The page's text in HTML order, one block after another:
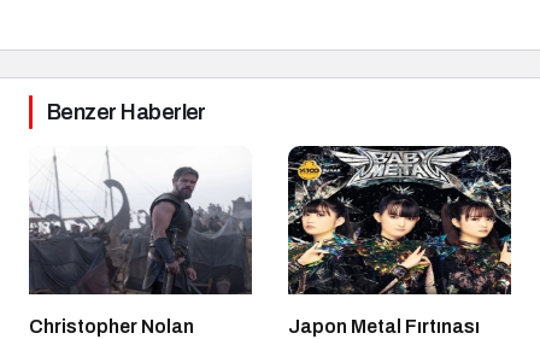
Benzer Haberler
Christopher Nolan
Japon Metal Fırtınası